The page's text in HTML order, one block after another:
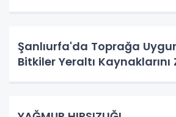
Şanlıurfa'da Toprağa
Bitkiler Yeraltı